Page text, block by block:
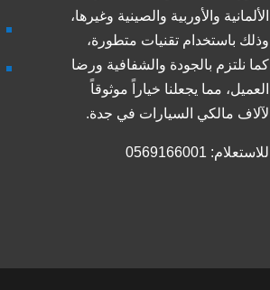
الألمانية والأوربية والصينية وغيرها،
وذلك باستخدام تقنيات متطورة،
كما نلتزم بالجودة والشفافية ورضا
العميل، مما يجعلنا خياراً موثوقاً
لآلاف مالكي السيارات في جدة.
للاستعلام: 0569166001